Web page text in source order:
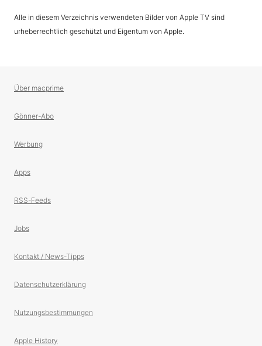
Alle in diesem Verzeichnis verwendeten Bilder von Apple TV sind
urheberrechtlich geschützt und Eigentum von Apple.
Über macprime
Gönner-Abo
Werbung
Apps
RSS-Feeds
Jobs
Kontakt / News-Tipps
Datenschutzerklärung
Nutzungsbestimmungen
Apple History